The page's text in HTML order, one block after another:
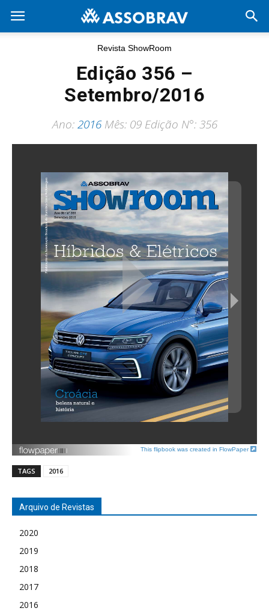
Revista ShowRoom
Edição 356 –
Setembro/2016
Ano:2016Mês: 09 Edição N°: 356
This flipbook was created in FlowPaper
TAGS 2016
Arquivo de Revistas
2020
2019
2018
2017
2016